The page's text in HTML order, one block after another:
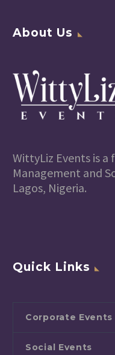
About Us
WittyLiz Events is
Management and
Lagos, Nigeria.
Quick Links
Corporate Events
Social Events